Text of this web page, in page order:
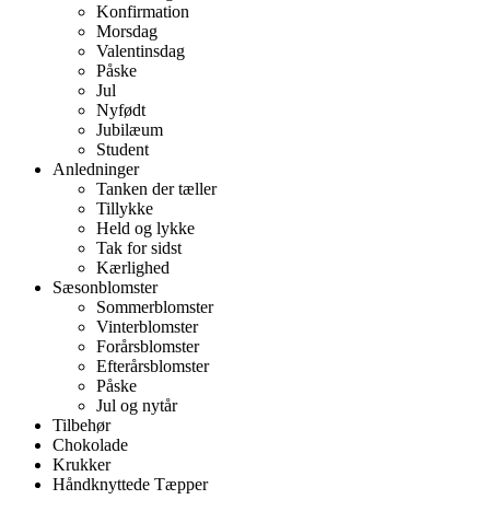
Konfirmation
Morsdag
Valentinsdag
Påske
Jul
Nyfødt
Jubilæum
Student
Anledninger
Tanken der tæller
Tillykke
Held og lykke
Tak for sidst
Kærlighed
Sæsonblomster
Sommerblomster
Vinterblomster
Forårsblomster
Efterårsblomster
Påske
Jul og nytår
Tilbehør
Chokolade
Krukker
Håndknyttede Tæpper